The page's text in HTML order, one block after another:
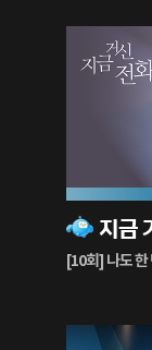
[10회] 나도 한
32%
재
생